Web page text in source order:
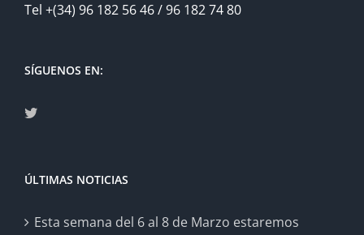
Tel +(34) 96 182 56 46 / 96 182 74 80
SÍGUENOS EN:
ÚLTIMAS NOTICIAS
Esta semana del 6 al 8 de Marzo estaremos